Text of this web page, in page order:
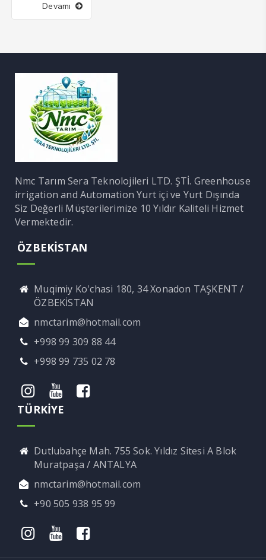
Devamı
Nmc Tarım Sera Teknolojileri LTD. ŞTİ. Greenhouse
irrigation and Automation Yurt içi ve Yurt Dışında
Siz Değerli Müşterilerimize 10 Yıldır Kaliteli Hizmet
Vermektedir.
ÖZBEKİSTAN
Muqimiy Ko'chasi 180, 34 Xonadon TAŞKENT /
ÖZBEKİSTAN
nmctarim@hotmail.com
+998 99 309 88 44
+998 99 735 02 78
TÜRKİYE
Dutlubahçe Mah. 755 Sok. Yıldız Sitesi A Blok
Muratpaşa / ANTALYA
nmctarim@hotmail.com
+90 505 938 95 99